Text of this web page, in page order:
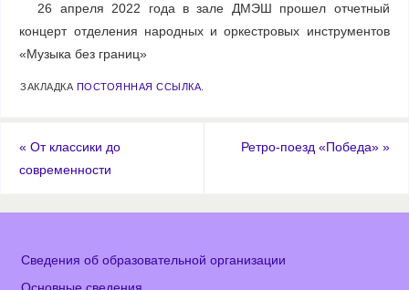
26 апреля 2022 года в зале ДМЭШ прошел отчетный
концерт отделения народных и оркестровых инструментов
«Музыка без границ»
ЗАКЛАДКА ПОСТОЯННАЯ ССЫЛКА
« От классики до
современности
Ретро-поезд «Победа» »
Сведения об образовательной организации